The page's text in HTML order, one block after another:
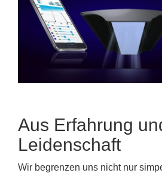
Aus Erfahrung
Leidenschaft
Wir begrenzen uns nicht nur